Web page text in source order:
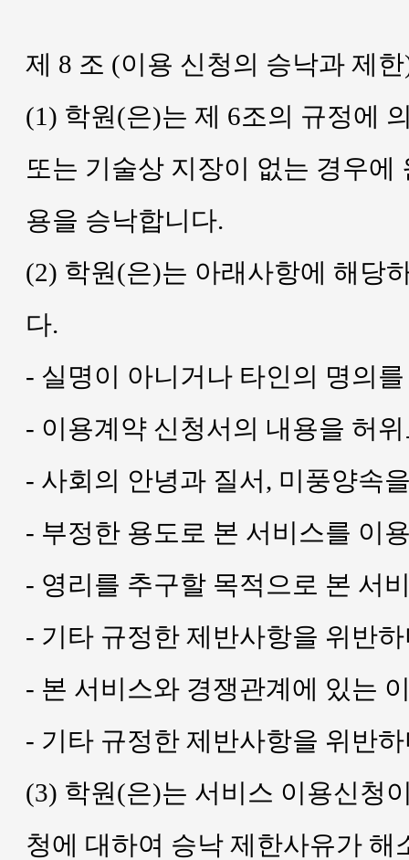
제 8 조 (이용 신청의 승낙과 제
(1) 학원(은)는 제 6조의 규정에
또는 기술상 지장이 없는 경우
용을 승낙합니다.
(2) 학원(은)는 아래사항에 해당
다.
- 실명이 아니거나 타인의 명의
- 이용계약 신청서의 내용을 허
- 사회의 안녕과 질서, 미풍양속
- 부정한 용도로 본 서비스를 이
- 영리를 추구할 목적으로 본 서
- 기타 규정한 제반사항을 위반
- 본 서비스와 경쟁관계에 있는
- 기타 규정한 제반사항을 위반
(3) 학원(은)는 서비스 이용신청
청에 대하여 승낙 제한사유가